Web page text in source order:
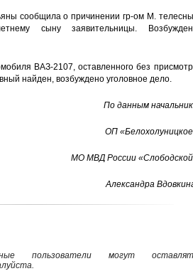
сообщила о причинении гр-ом М.
сыну заявительницы.
ВАЗ-2107, оставленного без
найден, возбуждено уголовное дело.
По данным
ОП
МО МВД России
Александра
пользователи могут